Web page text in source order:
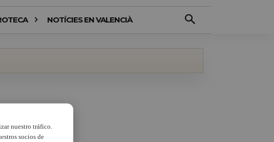
NOTÍCIES EN VALENCIÀ
nuestro tráfico.
socios de